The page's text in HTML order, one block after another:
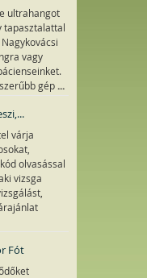
ultrahangot
tapasztalattal
vagy
gép ...
várja
olvasással
vizsga
Fót